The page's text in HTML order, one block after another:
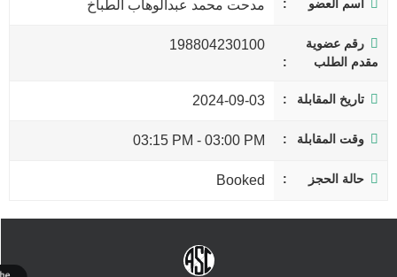
اسم العضو مدحت محمد عبدالوهاب الطباخ
رقم عضوية
مقدم الطلب
198804230100
تاريخ المقابلة 2024-09-03
وقت المقابلة 03:00 PM
-
03:15 PM
حالة الحجز Booked